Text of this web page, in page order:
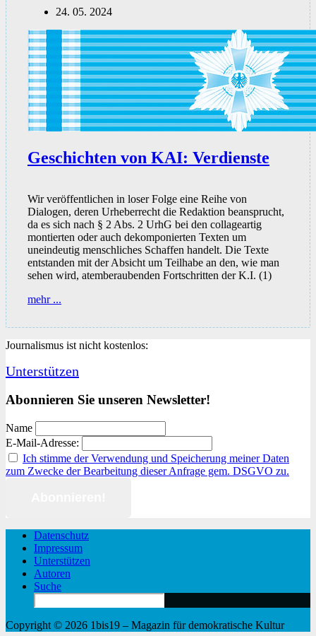
24. 05. 2024
Geschichten von KAI: Verdienste
Wir veröffentlichen in loser Folge eine Reihe von
Dialogen, deren Urheberrecht die Redaktion beansprucht,
da es sich nach § 2 Abs. 2 UrhG bei den collageartig
montierten oder auch dekomponierten Texten um
uneindeutig menschliches Schaffen handelt. Die Texte
entstanden mit der Absicht um Teilhabe an den, wie man
sehen wird, atemberaubenden Fortschritten der K.I. (1)
mehr ...
Journalismus ist nicht kostenlos:
Unterstützen
Abonnieren Sie unseren Newsletter!
Name
E-Mail-Adresse:
Ich stimme der Verwendung und Speicherung meiner Daten
zum Zwecke der Bearbeitung dieser Anfrage gem. DSGVO zu.
Datenschutz
Impressum
Unterstützen
Autoren
Suche
Search
for:
Copyright © 2026 1bis19 – Magazin für demokratische Kultur